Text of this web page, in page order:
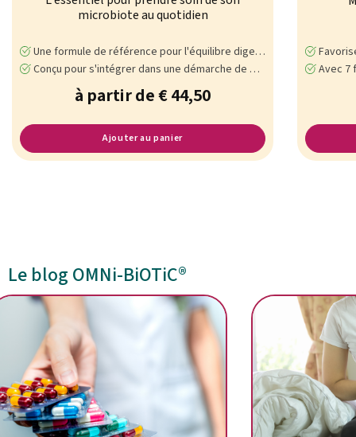
microbiote au quotidien
Une formule de référence pour l'équilibre digestif
Conçu pour s'intégrer dans une démarche de bien-être intestinal
à partir de € 44,50
Ajouter au panier
Favorise
Avec 7
Le blog OMNi-BiOTiC®